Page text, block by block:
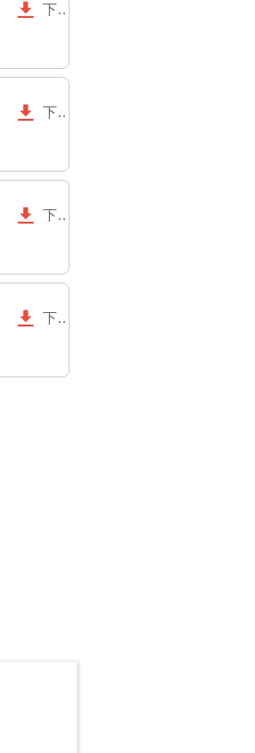
 下载
 下载
 下载
 下载